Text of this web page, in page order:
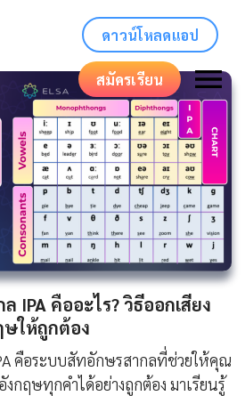
ดาวน์โหลดแอป
สมัครเรียน
IPA คืออะไร? วิธีออกเสียง
ษให้ถูกต้อง
คือระบบสัทอักษรสากลที่ช่วยให้คุณ
กฤษทุกคำได้อย่างถูกต้อง มาเรียนรู้